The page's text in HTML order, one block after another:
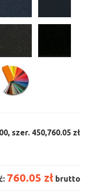
szer. 450,760.05 zł
760.05 zł brutto